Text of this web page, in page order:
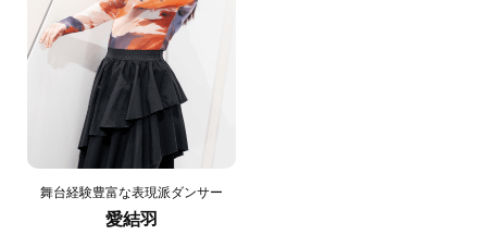
舞台経験豊富な表現派ダンサー
愛結羽